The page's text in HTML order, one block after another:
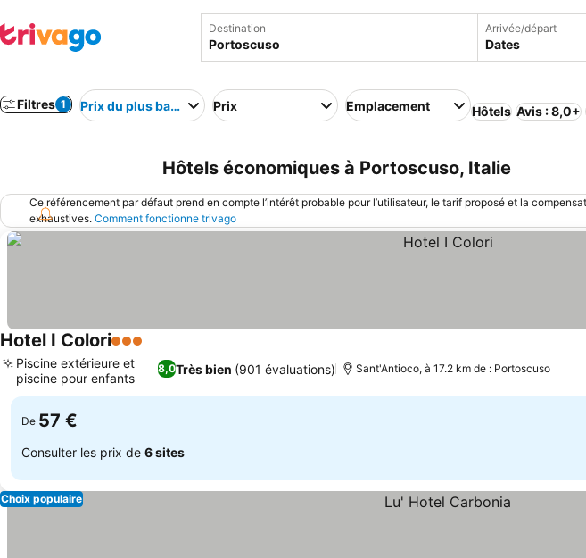
Destination Arrivée/départ
Dates
Filtres 1 Prix du plus bas au plus élevé
Prix Emplacement Hôtels Avis : 8,0+
Hôtels économiques à Portoscuso, Italie
Ce référencement par défaut prend en compte l’intérêt probable pour l’utilisateur, le tarif proposé et la
exhaustives. Comment fonctionne trivago
Hotel I Colori3 Étoiles
8,0Très bien (901 évaluations)
Piscine extérieure et
piscine pour enfants
Sant'Antioco, à 17.2 km de : Portoscuso
De 57 €
Consulter les prix de 6 sites
Choix populaire